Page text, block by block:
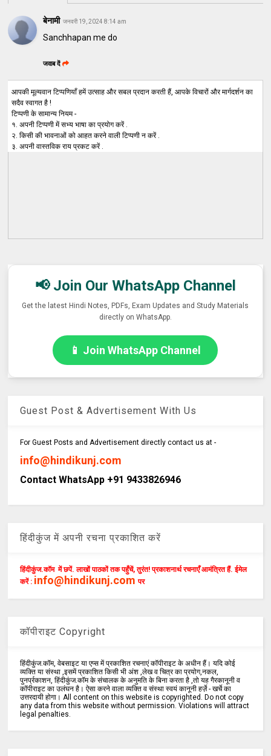
बेनामी जनवरी 19, 2024 8:14 am
Sanchhapan me do
जवाब दें
आपकी मूल्यवान टिप्पणियाँ हमें उत्साह और सबल प्रदान करती हैं, आपके विचारों और मार्गदर्शन का
सदैव स्वागत है !
टिप्पणी के सामान्य नियम -
१. अपनी टिप्पणी में सभ्य भाषा का प्रयोग करें .
२. किसी की भावनाओं को आहत करने वाली टिप्पणी न करें .
३. अपनी वास्तविक राय प्रकट करें .
📢 Join Our WhatsApp Channel
Get the latest Hindi Notes, PDFs, Exam Updates and Study Materials
directly on WhatsApp.
📱 Join WhatsApp Channel
Guest Post & Advertisement With Us
For Guest Posts and Advertisement directly contact us at -
info@hindikunj.com
Contact WhatsApp +91 9433826946
हिंदीकुंज में अपनी रचना प्रकाशित करें
हिंदीकुंज.कॉम में छपें. लाखों पाठकों तक पहुँचें, तुरंत! प्रकाशनार्थ रचनाएँ आमंत्रित हैं. ईमेल
करें : info@hindikunj.com पर
कॉपीराइट Copyright
हिंदीकुंज.कॉम, वेबसाइट या एप्स में प्रकाशित रचनाएं कॉपीराइट के अधीन हैं। यदि कोई
व्यक्ति या संस्था ,इसमें प्रकाशित किसी भी अंश ,लेख व चित्र का प्रयोग,नकल,
पुनर्प्रकाशन, हिंदीकुंज.कॉम के संचालक के अनुमति के बिना करता है ,तो यह गैरकानूनी व
कॉपीराइट का उलंघन है। ऐसा करने वाला व्यक्ति व संस्था स्वयं कानूनी हर्ज़े - खर्चे का
उत्तरदायी होगा। All content on this website is copyrighted. Do not copy
any data from this website without permission. Violations will attract
legal penalties.